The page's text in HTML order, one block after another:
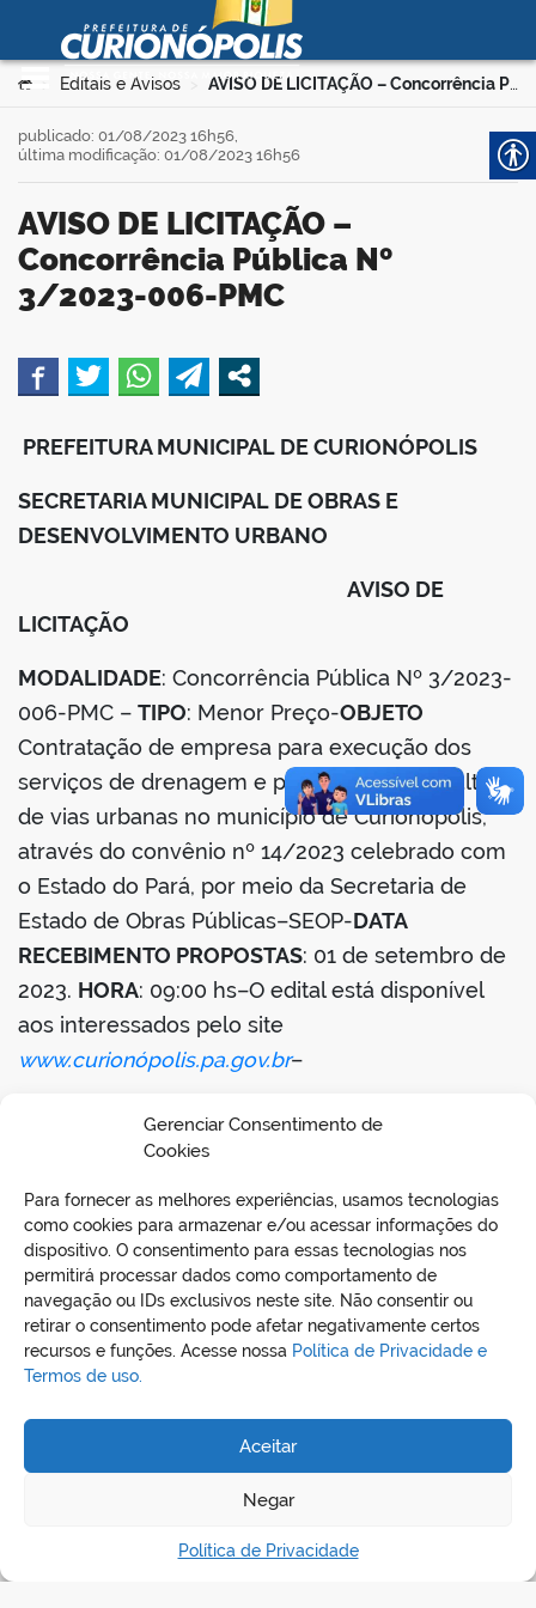
Gerenciar Consentimento de
Cookies
Para fornecer as melhores experiências, usamos tecnologias
como cookies para armazenar e/ou acessar informações do
dispositivo. O consentimento para essas tecnologias nos
permitirá processar dados como comportamento de
navegação ou IDs exclusivos neste site. Não consentir ou
retirar o consentimento pode afetar negativamente certos
recursos e funções. Acesse nossa Política de Privacidade e
Termos de uso.
Aceitar
Negar
Política de Privacidade
Ir para o conteúdo
Prefeitura Municipal de
Curionópolis
Você está aqui:
Editais e Avisos > AVISO DE LICITAÇÃO – Concorrência Pública Nº 3/2023-006-PMC
AVISO DE LICITAÇÃO –
Concorrência Pública Nº
3/2023-006-PMC
publicado: 01/08/2023 16h56,
última modificação: 01/08/2023 16h56
PREFEITURA MUNICIPAL DE CURIONÓPOLIS
SECRETARIA MUNICIPAL DE OBRAS E
DESENVOLVIMENTO URBANO
AVISO DE
LICITAÇÃO
MODALIDADE: Concorrência Pública Nº 3/2023-
006-PMC – TIPO: Menor Preço-OBJETO
Contratação de empresa para execução dos
serviços de drenagem e pavimentação asfáltica
de vias urbanas no município de Curionópolis,
através do convênio nº 14/2023 celebrado com
o Estado do Pará, por meio da Secretaria de
Estado de Obras Públicas–SEOP-DATA
RECEBIMENTO PROPOSTAS: 01 de setembro de
2023. HORA: 09:00 hs–O edital está disponível
aos interessados pelo site
www.curionópolis.pa.gov.br–
01 de agosto de 2023–Elizabeth Mª S. V. Botelho
da Silva – Presidente CPL.
BAIXAR EDITAL
REDES SOCIAIS